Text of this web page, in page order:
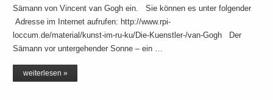
Sämann von Vincent van Gogh ein. Sie können es unter folgender
Adresse im Internet aufrufen: http://www.rpi-
loccum.de/material/kunst-im-ru-ku/Die-Kuenstler-/van-Gogh Der
Sämann vor untergehender Sonne – ein …
weiterlesen »